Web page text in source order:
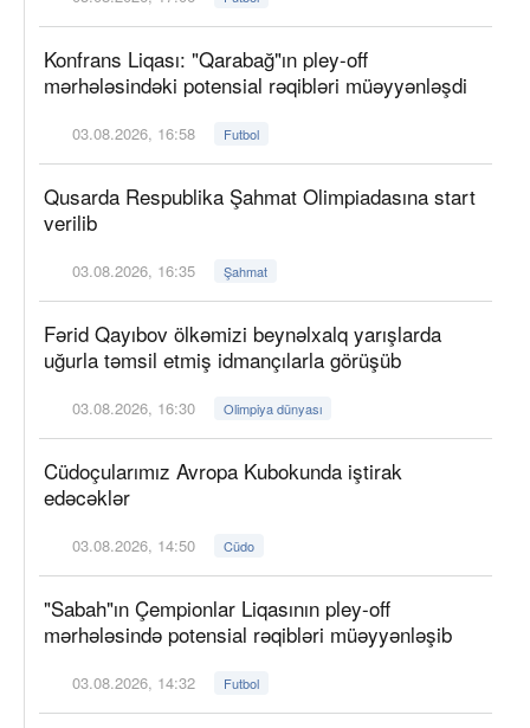
Konfrans Liqası: "Qarabağ"ın pley-off
mərhələsindəki potensial rəqibləri müəyyənləşdi
03.08.2026, 16:58 Futbol
Qusarda Respublika Şahmat Olimpiadasına start
verilib
03.08.2026, 16:35 Şahmat
Fərid Qayıbov ölkəmizi beynəlxalq yarışlarda
uğurla təmsil etmiş idmançılarla görüşüb
03.08.2026, 16:30 Olimpiya dünyası
Cüdoçularımız Avropa Kubokunda iştirak
edəcəklər
03.08.2026, 14:50 Cüdo
"Sabah"ın Çempionlar Liqasının pley-off
mərhələsində potensial rəqibləri müəyyənləşib
03.08.2026, 14:32 Futbol